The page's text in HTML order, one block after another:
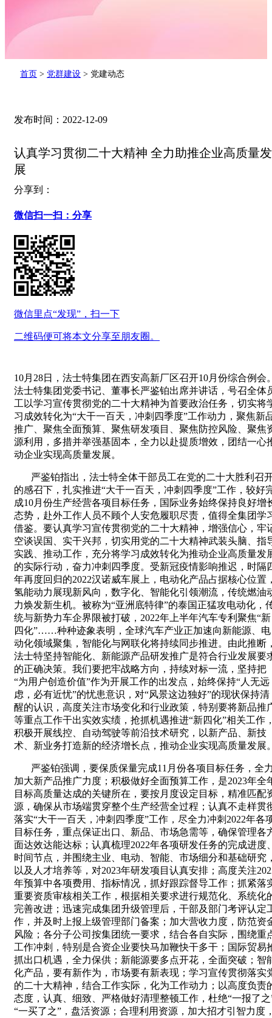
首页 > 党群建设 > 党建动态
发布时间：2022-12-09
认真学习贯彻二十大精神 全力助推企业高质量发
展
分享到：
微信扫一扫：分享
微信里点“发现”，扫一下
二维码便可将本文分享至朋友圈。
10月28日，法士特集团在西安高新厂区召开10月份综合例会
法士特集团党委书记、董事长严鉴铂出席并讲话，号召全体
工以学习宣传贯彻党的二十大精神为首要政治任务，切实将
习成效转化为“大干一百天，冲刺四季度”工作动力，聚焦新
推广、聚焦全面预算、聚焦研发项目、聚焦防控风险、聚焦
源利用，多措并举强基固本，全力以赴提质增效，团结一心
动企业实现高质量发展。
严鉴铂指出，法士特全体干部员工在党的二十大胜利召
的感召下，扎实推进“大干一百天，冲刺四季度”工作，较好
成10月份生产经营各项目标任务，国际业务始终保持良好增
态势，赴外工作人员不顾个人安危履职尽责，值得全集团学
借鉴。要认真学习宣传贯彻党的二十大精神，增强信心，牢
空谈误国、实干兴邦，切实用党的二十大精神武装头脑、指
实践、推动工作，充分将学习成效转化为推动企业高质量发
的实际行动，奋力冲刺四季度。受新冠疫情影响推迟，时隔
年再度回归的2022汉诺威车展上，电动化产品占据核心位置
氢能动力展现新风向，数字化、智能化引领潮流，传统燃油
力焕发新生机。被称为“亚洲底特律”的泰国正猛攻电动化，
统与新势力车企界限被打破， 2022年上半年汽车专利聚焦“新
四化”……种种迹象表明，全球汽车产业正加速向新能源、电
动化领域聚集，智能化与网联化将持续同步推进。由此推断
法士特坚持智能化、新能源产品研发推广是符合行业发展要
的正确决策。我们要把牢战略方向，持续对标一流，坚持把
“为用户创造价值”作为开展工作的出发点，始终保持“人无远
虑，必有近忧”的忧患意识，对“风景这边独好”的现状保持清
醒的认识，高度关注市场变化和行业政策，特别要将新品推
等重点工作干出实效实绩，抢抓机遇推进“新四化”相关工作
积极开展线控、自动驾驶等前沿技术研究，以新产品、新技
术、新业务打造新的经济增长点，推动企业实现高质量发展
严鉴铂强调，要保质保量完成11 月份各项目标任务，全
加大新产品推广力度；积极做好全面预算工作，是2023年全
目标高质量达成的关键所在，要按月度设定目标，精准匹配
源，确保从市场端贯穿整个生产经营全过程；认真不走样贯
落实“大干一百天，冲刺四季度”工作，尽全力冲刺 2022年各
目标任务，重点保证出口、新品、市场急需等，确保管理各
面达效达能达标；认真梳理2022年各项研发任务的完成进度
时间节点，并围绕主业、电动、智能、市场细分和基础研究
以及人才培养等，对2023年研发项目认真安排；高度关注
年预算中各项费用、指标情况，抓好跟踪督导工作；抓紧落
重要资质审核相关工作，根据相关要求进行规范化、系统化
完善改进；迅速完成集团升级管理后，干部及部门考评认定
作，并及时上报上级管理部门备案；加大营收力度，防范资
风险；各分子公司按集团统一要求，结合各自实际，围绕重
工作冲刺，特别是合资企业要快马加鞭快干多干；国际贸易
抓出口机遇，全力保供；新能源要多点开花，全面突破；智
化产品，要有新作为，市场要有新表现；学习宣传贯彻落实
的二十大精神，结合工作实际，化为工作动力；以高度负责
态度，认真、细致、严格做好清理整顿工作，杜绝“一报了之
“一买了之”，盘活资源；合理利用资源，加大招才引智力度